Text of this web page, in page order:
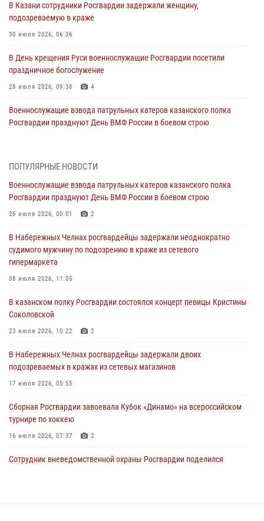
В Казани сотрудники Росгвардии задержали женщину,
подозреваемую в краже
30 июля 2026, 06:36
В День крещения Руси военнослужащие Росгвардии посетили
праздничное богослужение
28 июля 2026, 09:38 4
Военнослужащие взвода патрульных катеров казанского полка
Росгвардии празднуют День ВМФ России в боевом строю
Татарстанские росгвардейцы завоевали «бронзу» в окружном этапе
24 июля 2026, 15:05
В казанском полку Росгвардии состоялся концерт певицы Кристины
23 июля 2026, 10:22 2
В Нижнекамске сотрудники Росгвардии задержали подозреваемого
в краже
В Казани Росгвардия приняла участие в обеспечении безопасности
крестного хода и освящения храма
ПОПУЛЯРНЫЕ НОВОСТИ
Военнослужащие взвода патрульных катеров казанского полка
Росгвардии празднуют День ВМФ России в боевом строю
26 июля 2026, 00:01 2
В Набережных Челнах росгвардейцы задержали неоднократно
судимого мужчину по подозрению в краже из сетевого
гипермаркета
08 июля 2026, 11:05
В казанском полку Росгвардии состоялся концерт певицы Кристины
Соколовской
23 июля 2026, 10:22 2
В Набережных Челнах росгвардейцы задержали двоих
подозреваемых в кражах из сетевых магазинов
17 июля 2026, 05:55
Сборная Росгвардии завоевала Кубок «Динамо» на всероссийском
турнире по хоккею
16 июля 2026, 07:37 2
Сотрудник вневедомственной охраны Росгвардии поделился